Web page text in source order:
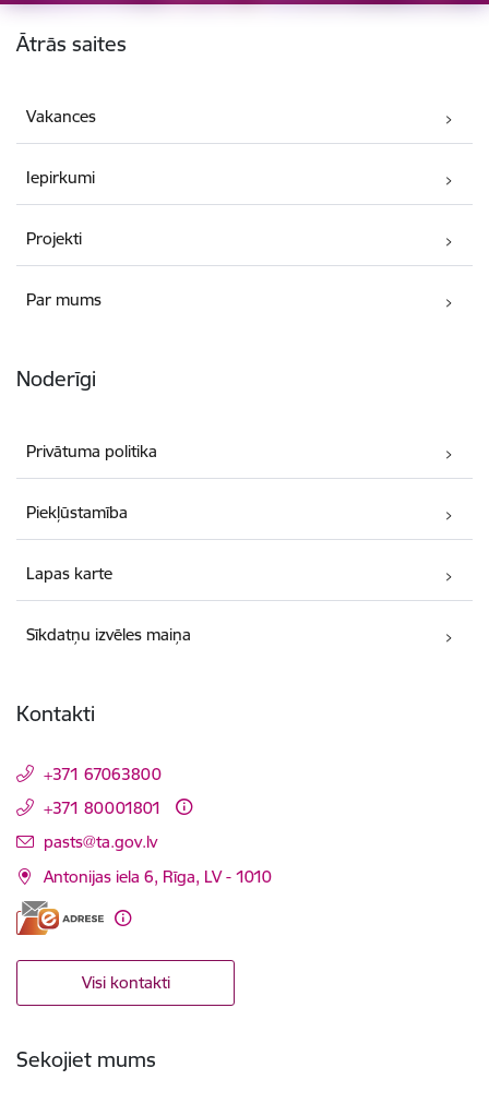
Kājene
Ātrās saites
Vakances
Iepirkumi
Projekti
Par mums
Noderīgi
Privātuma politika
Piekļūstamība
Lapas karte
Sīkdatņu izvēles maiņa
Kontakti
+371 67063800
+371 80001801
E-pasts:
pasts@ta.gov.lv
Antonijas iela 6, Rīga, LV - 1010
Visi kontakti
Sekojiet mums